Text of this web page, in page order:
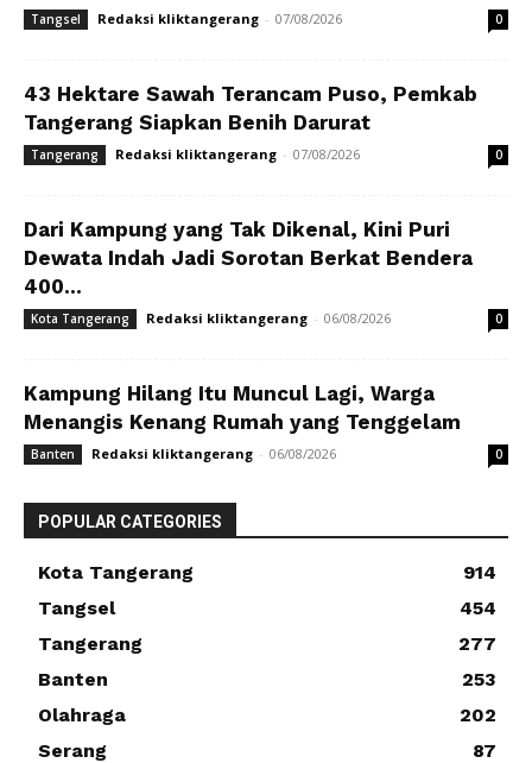
Tangsel Redaksi kliktangerang - 07/08/2026 0
43 Hektare Sawah Terancam Puso, Pemkab
Tangerang Siapkan Benih Darurat
Tangerang Redaksi kliktangerang - 07/08/2026 0
Dari Kampung yang Tak Dikenal, Kini Puri
Dewata Indah Jadi Sorotan Berkat Bendera
400...
Kota Tangerang Redaksi kliktangerang - 06/08/2026 0
Kampung Hilang Itu Muncul Lagi, Warga
Menangis Kenang Rumah yang Tenggelam
Banten Redaksi kliktangerang - 06/08/2026 0
POPULAR CATEGORIES
Kota Tangerang
914
Tangsel
454
Tangerang
277
Banten
253
Olahraga
202
Serang
87